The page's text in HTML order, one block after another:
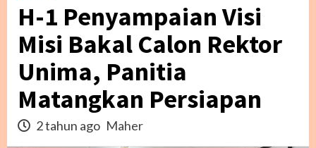
H-1 Penyampaian Visi
Misi Bakal Calon Rektor
Unima, Panitia
Matangkan Persiapan
2 tahun ago Maher